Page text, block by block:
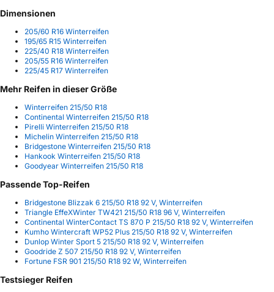
Dimensionen
205/60 R16 Winterreifen
195/65 R15 Winterreifen
225/40 R18 Winterreifen
205/55 R16 Winterreifen
225/45 R17 Winterreifen
Mehr Reifen in dieser Größe
Winterreifen 215/50 R18
Continental Winterreifen 215/50 R18
Pirelli Winterreifen 215/50 R18
Michelin Winterreifen 215/50 R18
Bridgestone Winterreifen 215/50 R18
Hankook Winterreifen 215/50 R18
Goodyear Winterreifen 215/50 R18
Passende Top-Reifen
Bridgestone Blizzak 6 215/50 R18 92 V, Winterreifen
Triangle EffeXWinter TW421 215/50 R18 96 V, Winterreifen
Continental WinterContact TS 870 P 215/50 R18 92 V, Winterreifen
Kumho Wintercraft WP52 Plus 215/50 R18 92 V, Winterreifen
Dunlop Winter Sport 5 215/50 R18 92 V, Winterreifen
Goodride Z 507 215/50 R18 92 V, Winterreifen
Fortune FSR 901 215/50 R18 92 W, Winterreifen
Testsieger Reifen